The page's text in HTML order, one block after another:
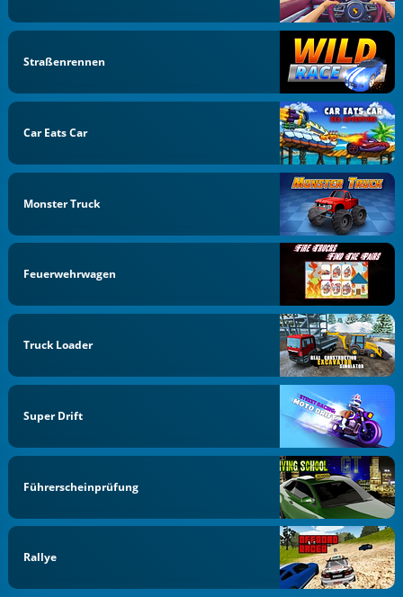
Straßenrennen
Car Eats Car
Monster Truck
Feuerwehrwagen
Truck Loader
Super Drift
Führerscheinprüfung
Rallye